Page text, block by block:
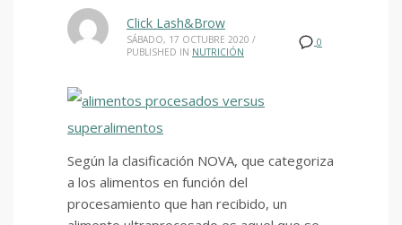
0
Click Lash&Brow
SÁBADO, 17 OCTUBRE 2020 /
PUBLISHED IN NUTRICIÓN
Según la clasificación NOVA, que categoriza
a los alimentos en función del
procesamiento que han recibido, un